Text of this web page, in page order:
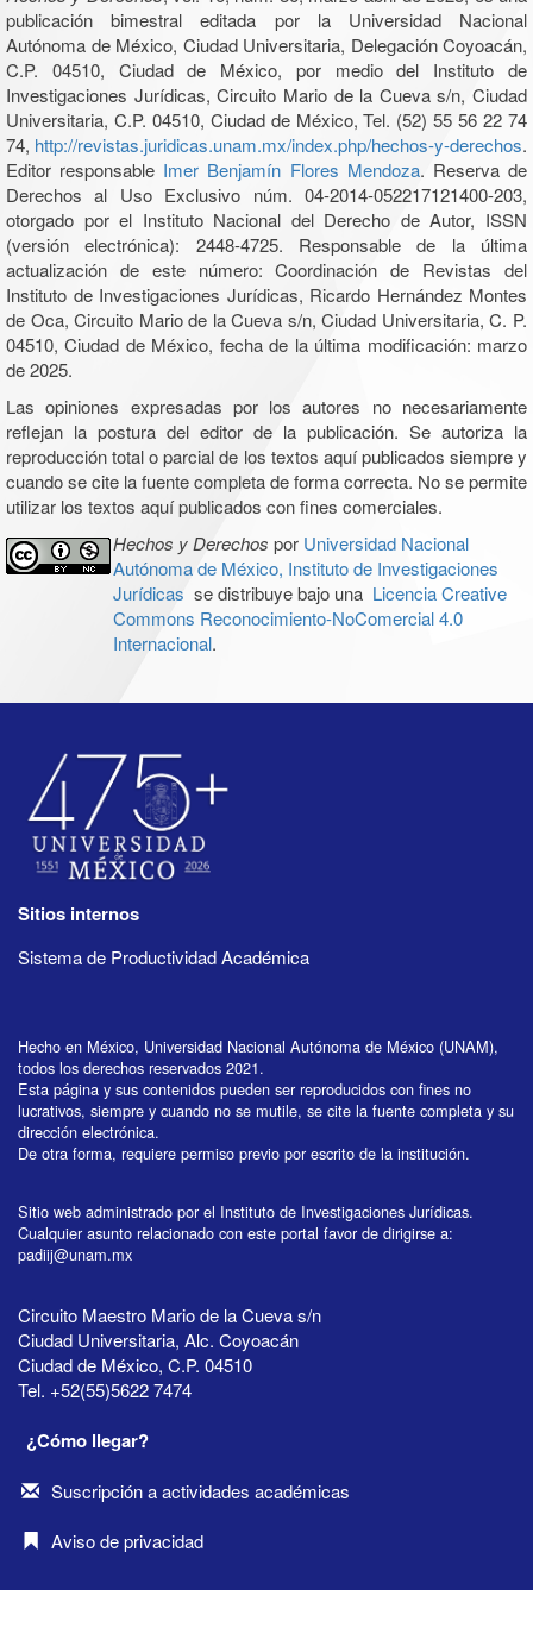
publicación bimestral editada por la Universidad Nacional
Autónoma de México, Ciudad Universitaria, Delegación Coyoacán,
C.P. 04510, Ciudad de México, por medio del Instituto de
Investigaciones Jurídicas, Circuito Mario de la Cueva s/n, Ciudad
Universitaria, C.P. 04510, Ciudad de México, Tel. (52) 55 56 22 74
74, http://revistas.juridicas.unam.mx/index.php/hechos-y-derechos.
Editor responsable Imer Benjamín Flores Mendoza. Reserva de
Derechos al Uso Exclusivo núm. 04-2014-052217121400-203,
otorgado por el Instituto Nacional del Derecho de Autor, ISSN
(versión electrónica): 2448-4725. Responsable de la última
actualización de este número: Coordinación de Revistas del
Instituto de Investigaciones Jurídicas, Ricardo Hernández Montes
de Oca, Circuito Mario de la Cueva s/n, Ciudad Universitaria, C. P.
04510, Ciudad de México, fecha de la última modificación: marzo
de 2025.
Las opiniones expresadas por los autores no necesariamente
reflejan la postura del editor de la publicación. Se autoriza la
reproducción total o parcial de los textos aquí publicados siempre y
cuando se cite la fuente completa de forma correcta. No se permite
utilizar los textos aquí publicados con fines comerciales.
Hechos y Derechos por Universidad Nacional
Autónoma de México, Instituto de Investigaciones
Jurídicas se distribuye bajo una Licencia Creative
Commons Reconocimiento-NoComercial 4.0
Internacional.
Sitios internos
Sistema de Productividad Académica
Hecho en México, Universidad Nacional Autónoma de México (UNAM),
todos los derechos reservados 2021.
Esta página y sus contenidos pueden ser reproducidos con fines no
lucrativos, siempre y cuando no se mutile, se cite la fuente completa y su
dirección electrónica.
De otra forma, requiere permiso previo por escrito de la institución.
Sitio web administrado por el Instituto de Investigaciones Jurídicas.
Cualquier asunto relacionado con este portal favor de dirigirse a:
padiij@unam.mx
Circuito Maestro Mario de la Cueva s/n
Ciudad Universitaria, Alc. Coyoacán
Ciudad de México, C.P. 04510
Tel. +52(55)5622 7474
¿Cómo llegar?
Suscripción a actividades académicas
Aviso de privacidad